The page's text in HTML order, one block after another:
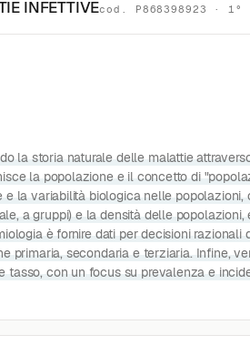
INFETTIVEcod. P868398923 ·
la storia naturale delle malattie
la popolazione e il concetto di
la variabilità biologica nelle
a gruppi) e la densità delle
è fornire dati per decisioni razionali
primaria, secondaria e terziaria. Infine,
tasso, con un focus su prevalenza e